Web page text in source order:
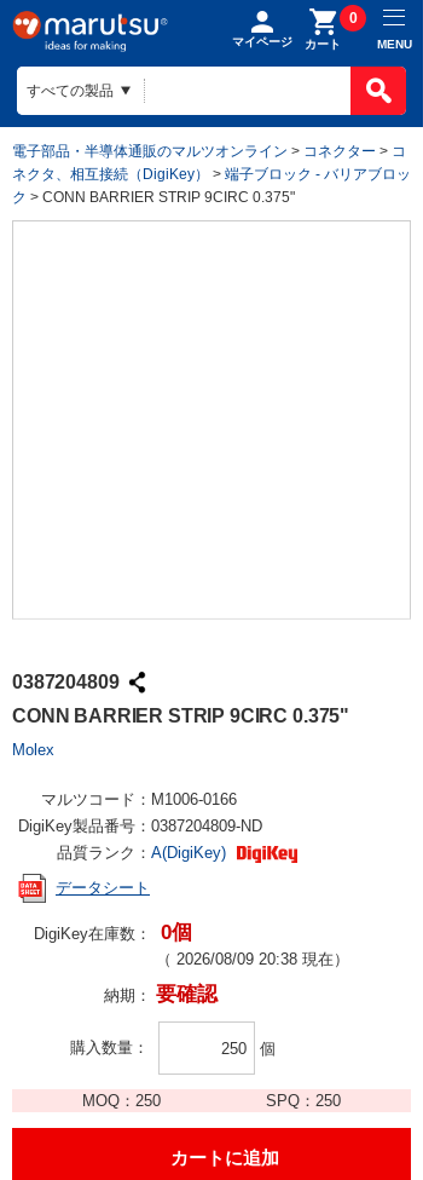
マイページ カート
0
MENU
電子部品・半導体通販のマルツオンライン > コネクター > コ
ネクタ、相互接続（DigiKey）
> 端子ブロック - バリアブロッ
ク > CONN BARRIER STRIP 9CIRC 0.375"
0387204809
CONN BARRIER STRIP 9CIRC 0.375"
Molex
マルツコード： M1006-0166
DigiKey製品番号： 0387204809-ND
品質ランク： A(DigiKey)
データシート
DigiKey在庫数： 0個
（ 2026/08/09 20:38 現在）
納期： 要確認
購入数量 個
MOQ：250 SPQ： 250